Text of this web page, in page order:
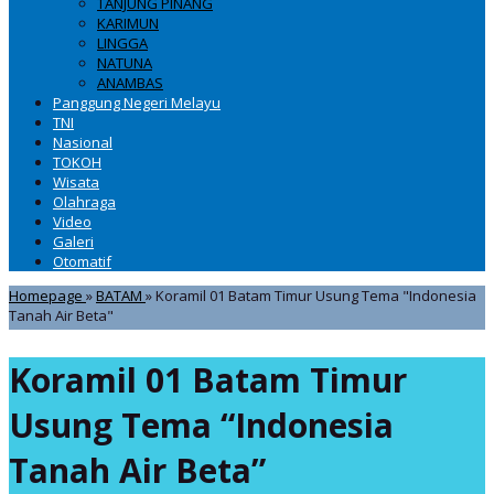
KARIMUN
LINGGA
NATUNA
ANAMBAS
Panggung Negeri Melayu
TNI
Nasional
TOKOH
Wisata
Olahraga
Video
Galeri
Otomatif
Homepage »BATAM »Koramil 01 Batam Timur Usung Tema "Indonesia
Tanah Air Beta"
Koramil 01 Batam Timur
Usung Tema “Indonesia
Tanah Air Beta”